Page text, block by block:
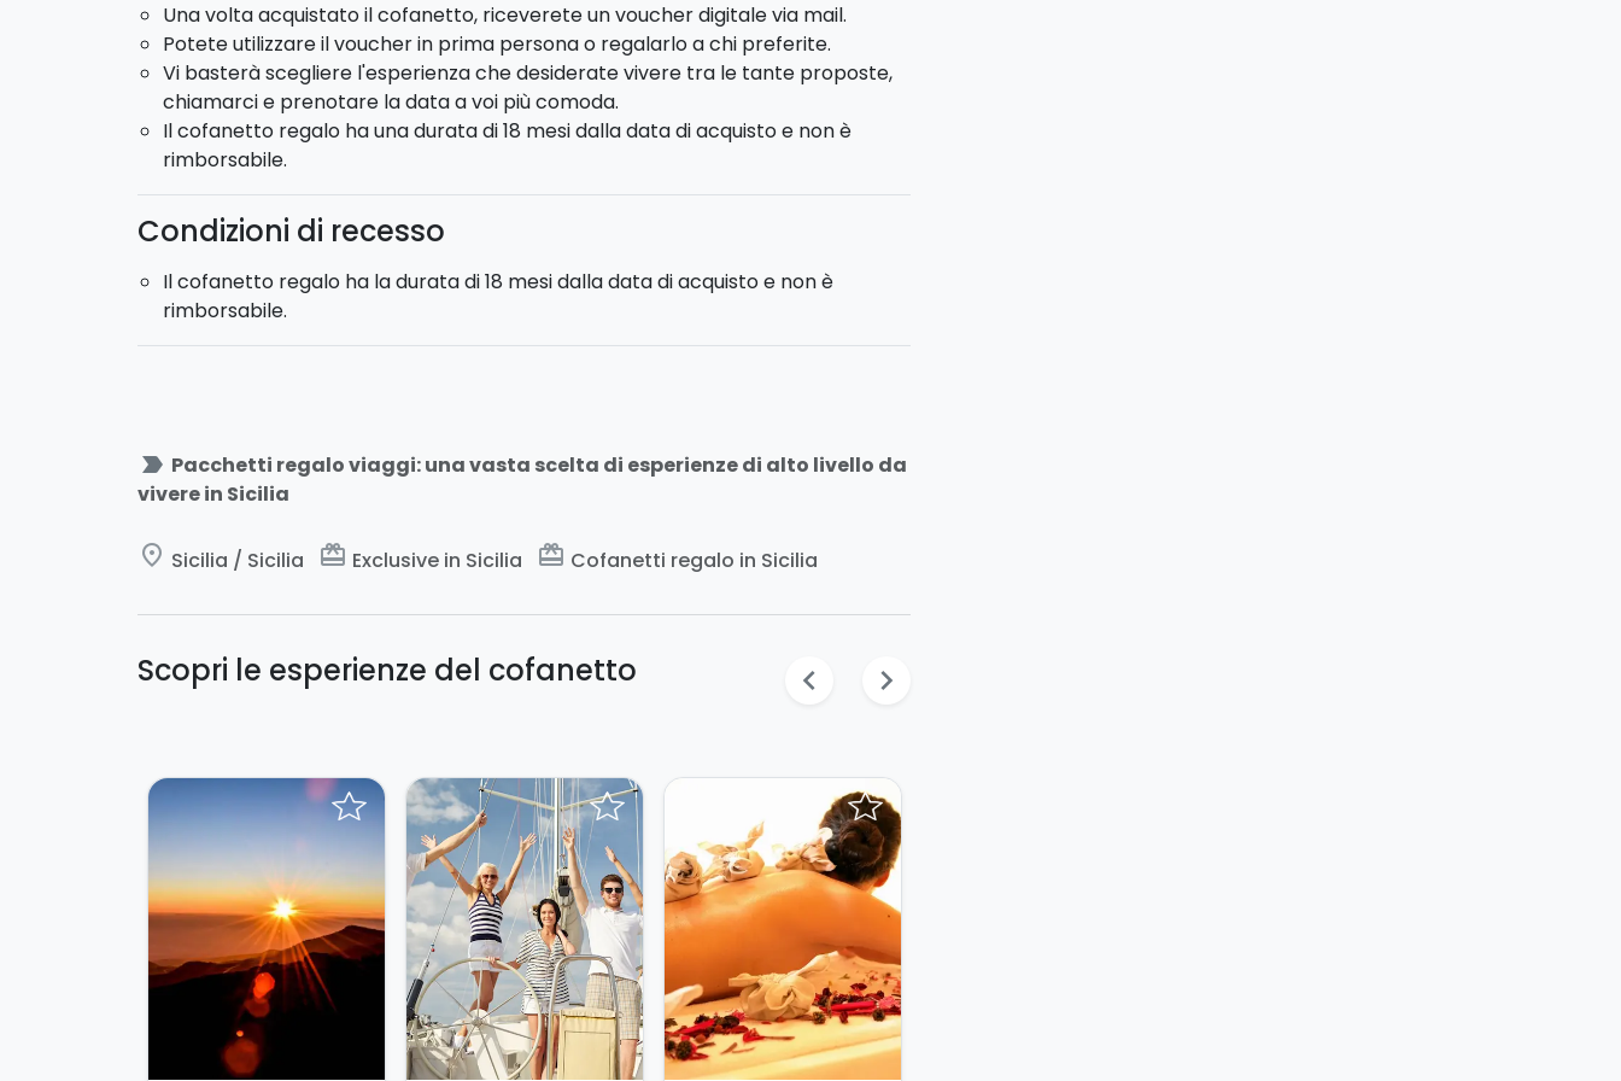
Una volta acquistato il cofanetto, riceverete un voucher digitale via mail.
Potete utilizzare il voucher in prima persona o regalarlo a chi preferite.
Vi basterà scegliere l'esperienza che desiderate vivere tra le tante proposte,
chiamarci e prenotare la data a voi più comoda.
Il cofanetto regalo ha una durata di 18 mesi dalla data di acquisto e non è
rimborsabile.
Condizioni di recesso
Il cofanetto regalo ha la durata di 18 mesi dalla data di acquisto e non è
rimborsabile.
label_important Pacchetti regalo viaggi: una vasta scelta di esperienze di alto livello da
vivere in Sicilia
place Sicilia / Sicilia card_giftcard Exclusive in Sicilia card_giftcard Cofanetti regalo in Sicilia
Scopri le esperienze del cofanetto chevron_left chevron_right